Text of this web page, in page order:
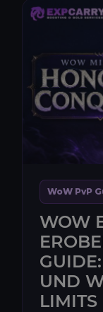
WoW PvP
WOW
UND
LIMITS